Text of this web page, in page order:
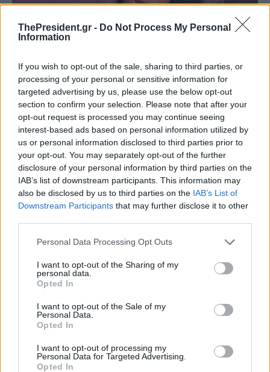
ThePresident.gr - Do Not Process My Personal
Information
If you wish to opt-out of the sale, sharing to third parties, or
processing of your personal or sensitive information for
targeted advertising by us, please use the below opt-out
section to confirm your selection. Please note that after your
opt-out request is processed you may continue seeing
interest-based ads based on personal information utilized by
us or personal information disclosed to third parties prior to
your opt-out. You may separately opt-out of the further
disclosure of your personal information by third parties on the
IAB’s list of downstream participants. This information may
also be disclosed by us to third parties on the IAB’s List of
Downstream Participants that may further disclose it to other
Personal Data Processing Opt Outs
I want to opt-out of the Sharing of my
personal data.
Opted In
I want to opt-out of the Sale of my
Personal Data.
Opted In
I want to opt-out of processing my
Personal Data for Targeted Advertising.
Opted In